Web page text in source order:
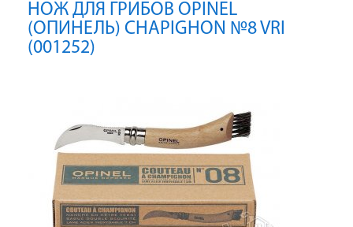
НОЖ ДЛЯ ГРИБОВ OPINEL
(ОПИНЕЛЬ) CHAPIGHON №8 VRI
(001252)